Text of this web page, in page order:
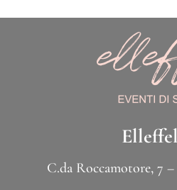
C.da Roccamotore, 7